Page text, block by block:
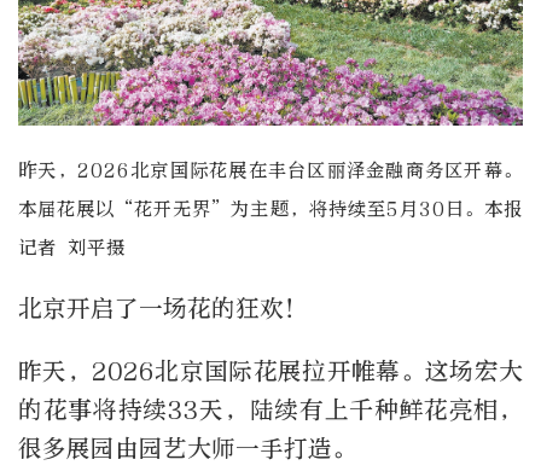
昨天，2026北京国际花展在丰台区丽泽金融商务区开幕。
本届花展以“花开无界”为主题，将持续至5月30日。本报
记者 刘平摄
北京开启了一场花的狂欢！
昨天，2026北京国际花展拉开帷幕。这场宏大
的花事将持续33天，陆续有上千种鲜花亮相，
很多展园由园艺大师一手打造。